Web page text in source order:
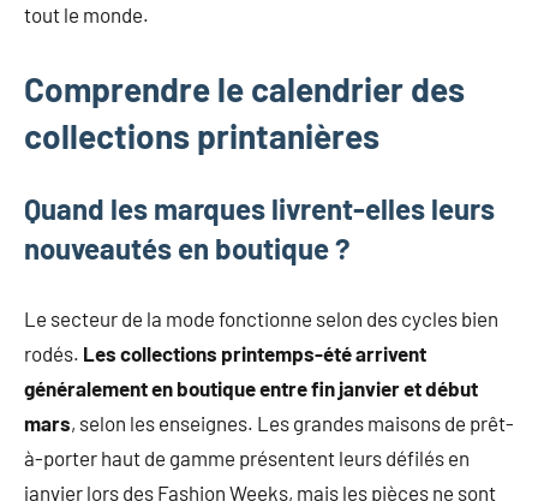
insights
la
mode
et
plus
tout le monde.
Comprendre le calendrier des
collections printanières
Quand les marques livrent-elles leurs
nouveautés en boutique ?
Le secteur de la mode fonctionne selon des cycles bien
rodés. Les collections printemps-été arrivent
généralement en boutique entre fin janvier et début
mars, selon les enseignes. Les grandes maisons de prêt-
à-porter haut de gamme présentent leurs défilés en
janvier lors des Fashion Weeks, mais les pièces ne sont